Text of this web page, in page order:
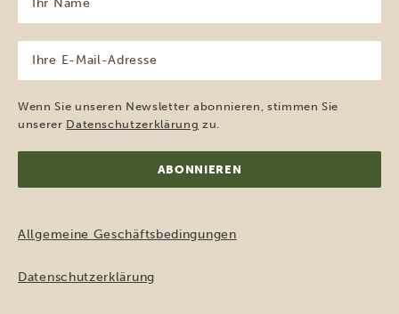
Name
(erforderlich)
Mail-
Adresse
(erforderlich)
Wenn Sie unseren Newsletter abonnieren, stimmen Sie
unserer Datenschutzerklärung zu.
Allgemeine Geschäftsbedingungen
Datenschutzerklärung